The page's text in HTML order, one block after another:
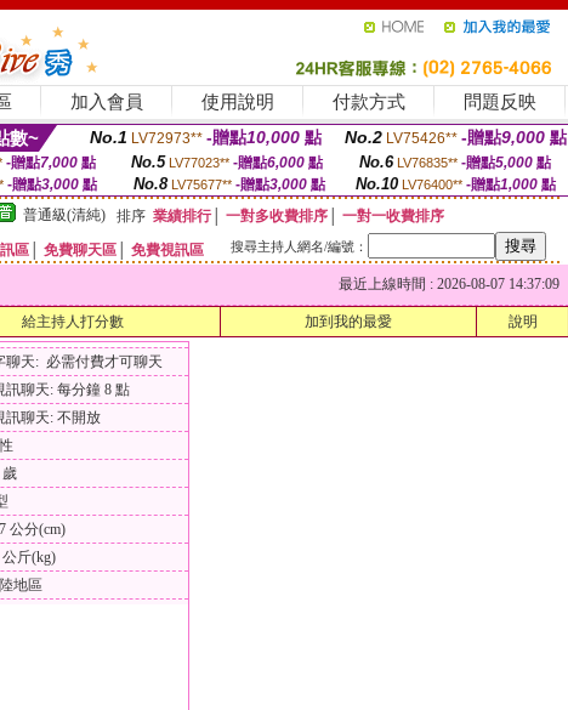
加入會員 使用說明 付款方式 問題反映
數~ No.1 LV72973** -贈點10,000 點 No.2 LV75426** -贈點9,000 點
-贈點7,000點 No.5 LV77023** -贈點6,000點 No.6 LV76835** -贈點5,000點
-贈點3,000 點 No.8 LV75677** -贈點3,000點 No.10 LV76400** -贈點1,000 點
普通級(清純) 排序 業績排行│ 一對多收費排序
一對一收費排序
區 免費聊天區 免費視訊區 搜尋主持人網名/編號：
最近上線時間 : 2026-08-07 14:37:09
給主持人打分數 加到我的最愛 說明
聊天: 必需付費才可聊天
訊聊天: 每分鐘 8 點
訊聊天: 不開放
歲
公分(cm)
斤(kg)
地區